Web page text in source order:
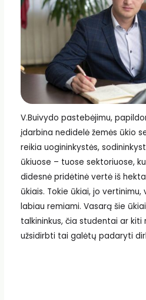
V.Buivydo pastebėjimu,
įdarbina nedidelė žemės ūkio
reikia uogininkystės,
ūkiuose – tuose sektoriuose,
didesnė pridėtinė vertė iš
ūkiais. Tokie ūkiai, jo
labiau remiami. Vasarą šie
talkininkus, čia studentai ar
užsidirbti tai galėtų padaryti